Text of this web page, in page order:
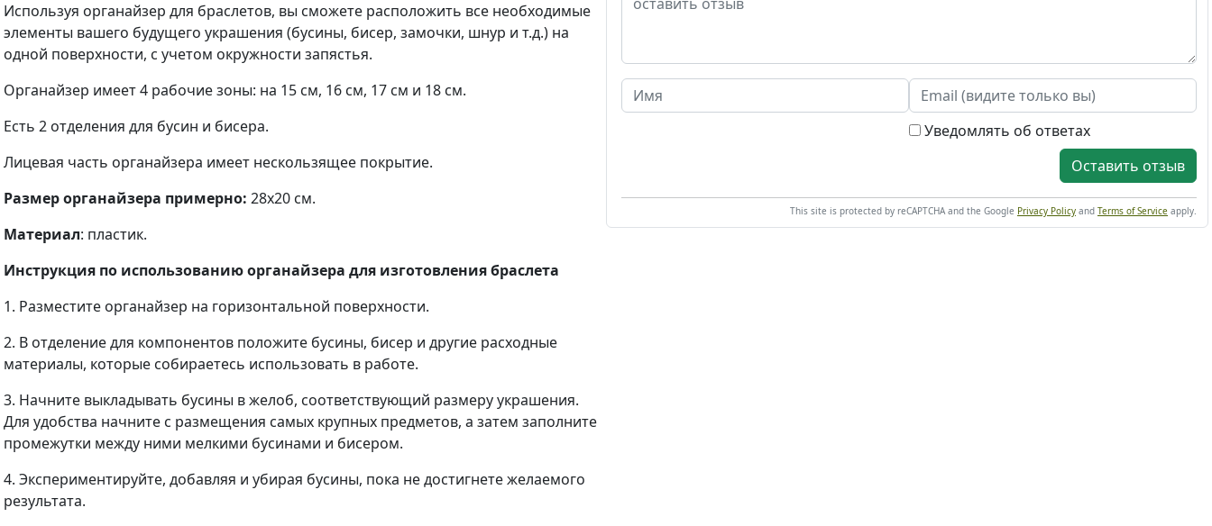
Используя органайзер для браслетов, вы сможете расположить все необходимые
элементы вашего будущего украшения (бусины, бисер, замочки, шнур и т.д.) на
одной поверхности, с учетом окружности запястья.
Органайзер имеет 4 рабочие зоны: на 15 см, 16 см, 17 см и 18 см.
Есть 2 отделения для бусин и бисера.
Лицевая часть органайзера имеет нескользящее покрытие.
Размер органайзера примерно: 28х20 см.
Материал: пластик.
Инструкция по использованию органайзера для изготовления браслета
1. Разместите органайзер на горизонтальной поверхности.
2. В отделение для компонентов положите бусины, бисер и другие расходные
материалы, которые собираетесь использовать в работе.
3. Начните выкладывать бусины в желоб, соответствующий размеру украшения.
Для удобства начните с размещения самых крупных предметов, а затем заполните
промежутки между ними мелкими бусинами и бисером.
4. Экспериментируйте, добавляя и убирая бусины, пока не достигнете желаемого
результата.
Уведомлять об ответах
Оставить отзыв
This site is protected by reCAPTCHA and the Google Privacy Policy and Terms of Service apply.